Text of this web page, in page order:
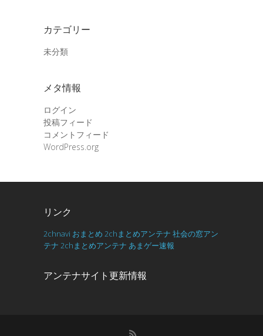
カテゴリー
未分類
メタ情報
ログイン
投稿フィード
コメントフィード
WordPress.org
リンク
2chnavi おまとめ 2chまとめアンテナ 社会の窓アン
テナ 2chまとめアンテナ あまゲー速報
アンテナサイト更新情報